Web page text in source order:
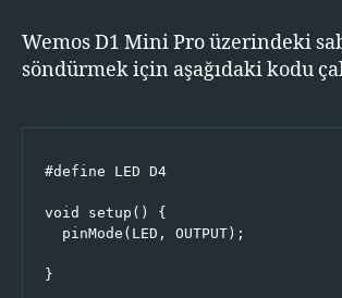
Led
Yakıp
Wemos D1 Mini Pro üzerindeki
söndürmek için aşağıdaki kodu
#define LED D4
void setup() {
  pinMode(LED, OUTPUT);
}